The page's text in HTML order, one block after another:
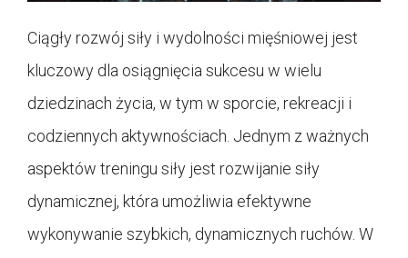
Ciągły rozwój siły i wydolności mięśniowej jest
kluczowy dla osiągnięcia sukcesu w wielu
dziedzinach życia, w tym w sporcie, rekreacji i
codziennych aktywnościach. Jednym z ważnych
aspektów treningu siły jest rozwijanie siły
dynamicznej, która umożliwia efektywne
wykonywanie szybkich, dynamicznych ruchów. W